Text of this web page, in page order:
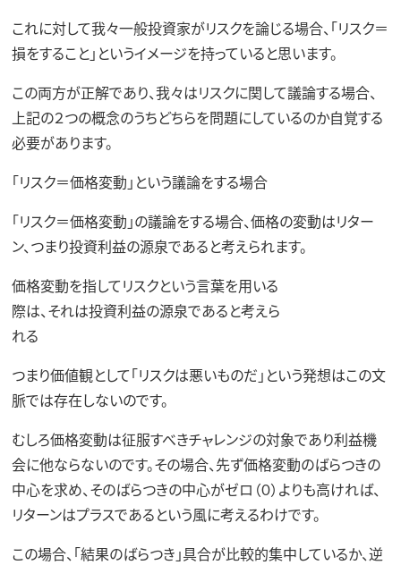
これに対して我々一般投資家がリスクを論じる場合、「リスク＝
損をすること」というイメージを持っていると思います。
この両方が正解であり、我々はリスクに関して議論する場合、
上記の２つの概念のうちどちらを問題にしているのか自覚する
必要があります。
「リスク＝価格変動」という議論をする場合
「リスク＝価格変動」の議論をする場合、価格の変動はリター
ン、つまり投資利益の源泉であると考えられます。
価格変動を指してリスクという言葉を用いる
際は、それは投資利益の源泉であると考えら
れる
つまり価値観として「リスクは悪いものだ」という発想はこの文
脈では存在しないのです。
むしろ価格変動は征服すべきチャレンジの対象であり利益機
会に他ならないのです。その場合、先ず価格変動のばらつきの
中心を求め、そのばらつきの中心がゼロ（０）よりも高ければ、
リターンはプラスであるという風に考えるわけです。
この場合、「結果のばらつき」具合が比較的集中しているか、逆